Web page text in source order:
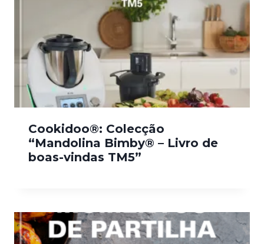
Cookidoo®: Colecção
“Mandolina Bimby® – Livro de
boas-vindas TM5”